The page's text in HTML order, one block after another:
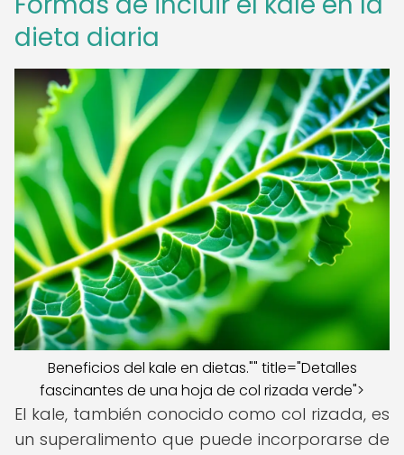
dieta diaria
Beneficios del kale en dietas."" title="Detalles
fascinantes de una hoja de col rizada verde">
El kale, también conocido como col rizada, es
un superalimento que puede incorporarse de